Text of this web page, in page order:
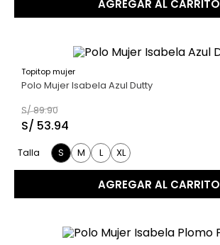
AGREGAR AL CARRITO
40 %
Topitop mujer
Polo Mujer Isabela Azul Dutty
S/89.90
S/ 53.94
Talla S M L XL
AGREGAR AL CARRITO